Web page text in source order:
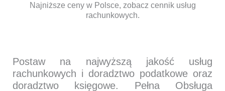
Najniższe ceny w Polsce, zobacz cennik usług
rachunkowych.
Postaw na najwyższą jakość usług
rachunkowych i doradztwo podatkowe oraz
doradztwo księgowe. Pełna Obsługa